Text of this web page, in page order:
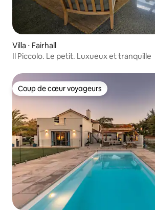
Villa ⋅ Fairhall
Il Piccolo. Le petit. Luxueux et tranquille
Coup de cœur voyageurs
Coup de cœur voyageurs